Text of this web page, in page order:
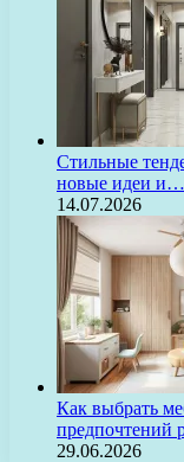
Стильные
новые идеи и…
14.07.2026
Как выбрать
предпочтений
29.06.2026